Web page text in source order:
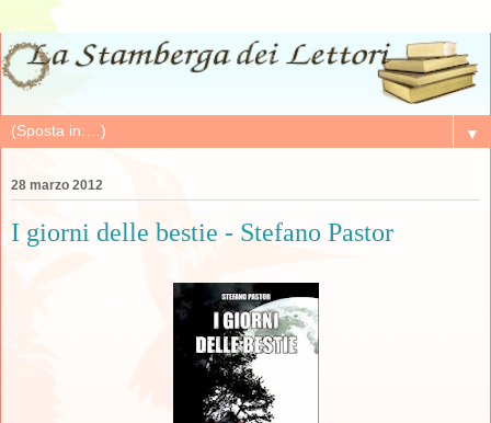
▼
28 marzo 2012
I giorni delle bestie - Stefano Pastor